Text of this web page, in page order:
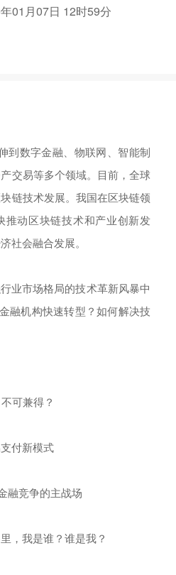
01月07日 12时59分
数字金融、物联网、智能制
交易等多个领域。目前，全球
链技术发展。我国在区块链领
推动区块链技术和产业创新发
社会融合发展。
市场格局的技术革新风暴中
融机构快速转型？如何解决技
可兼得？
付新模式
融竞争的主战场
，我是谁？谁是我？